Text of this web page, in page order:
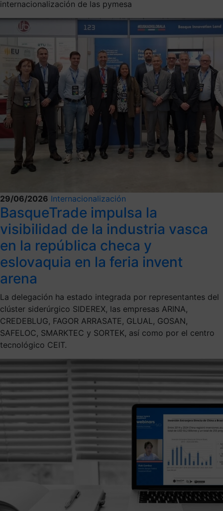
internacionalización de las pymesa
29/06/2026 Internacionalización
BasqueTrade impulsa la
visibilidad de la industria vasca
en la república checa y
eslovaquia en la feria invent
arena
La delegación ha estado integrada por representantes del
clúster siderúrgico SIDEREX, las empresas ARINA,
CREDEBLUG, FAGOR ARRASATE, GLUAL, GOSAN,
SAFELOC, SMARKTEC y SORTEK, así como por el centro
tecnológico CEIT.